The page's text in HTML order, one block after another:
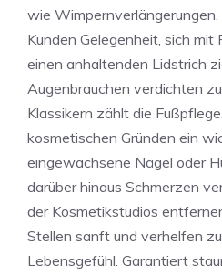
wie
Kunden Gelegenheit, sich
einen anhaltenden Lidstrich
Augenbrauchen verdichten
Klassikern zählt die
kosmetischen Gründen ein
eingewachsene Nägel oder
darüber hinaus Schmerzen
der Kosmetikstudios
Stellen sanft und verhelfen
Lebensgefühl. Garantiert